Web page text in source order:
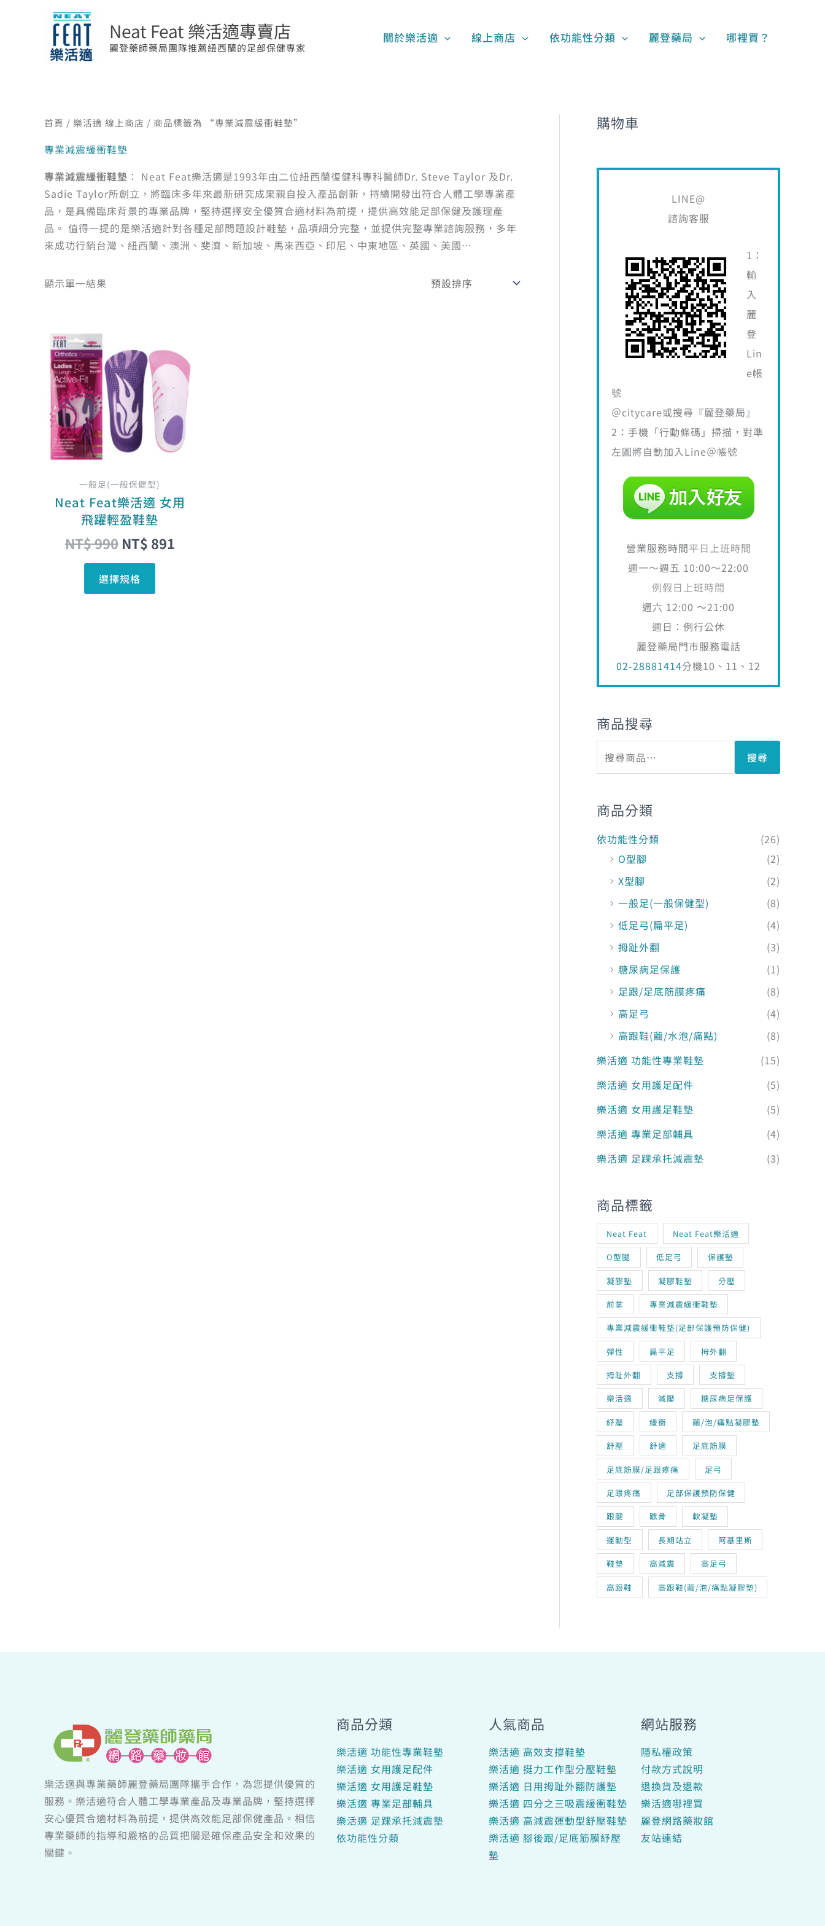
Neat Feat 樂活適專賣店
麗登藥師藥局團隊推薦紐西蘭的足部保健專家
關於樂活適 線上商店 依功能性分類 麗登藥局 哪裡買？
首頁 / 樂活適 線上商店 / 商品標籤為 “專業減震緩衝鞋墊”
專業減震緩衝鞋墊
專業減震緩衝鞋墊 ： Neat Feat樂活適是1993年由二位紐西蘭復健科專科醫師Dr. Steve Taylor 及Dr.
Sadie Taylor所創立，將臨床多年來最新研究成果親自投入產品創新，持續開發出符合人體工學專業產
品，是具備臨床背景的專業品牌，堅持選擇安全優質合適材料為前提，提供高效能足部保健及護理產
品。 值得一提的是樂活適針對各種足部問題設計鞋墊，品項細分完整，並提供完整專業諮詢服務，多年
來成功行銷台灣、紐西蘭、澳洲、斐濟、新加坡、馬來西亞、印尼、中東地區、英國、美國…
顯示單一結果
一般足(一般保健型)
Neat Feat樂活適 女用
飛躍輕盈鞋墊
NT$990
始
價
格：
NT$ 990。
NT$ 891
價
格：
NT$ 891。
選擇規格
品
有
多
種
款
式。
在
產
品
面
選
購物車
LINE@
諮詢客服
1：
輸
入
麗
登
Lin
e帳
號
＠citycare或搜尋『麗登藥局』
2：手機「行動條碼」掃描，對準
左圖將自動加入Line＠帳號
營業服務時間平日上班時間
週一～週五 10:00～22:00
例假日上班時間
週六 12:00 ～21:00
週日：例行公休
麗登藥局門市服務電話
02-28881414分機10、11、12
商品搜尋
尋
搜尋
商品分類
依功能性分類
(26)
O型腳
(2)
X型腳
(2)
一般足(一般保健型)
(8)
低足弓(扁平足)
(4)
拇趾外翻
(3)
糖尿病足保護
(1)
足跟/足底筋膜疼痛
(8)
高足弓
(4)
高跟鞋(繭/水泡/痛點)
(8)
樂活適 功能性專業鞋墊
(15)
樂活適 女用護足配件
(5)
樂活適 女用護足鞋墊
(5)
樂活適 專業足部輔具
(4)
樂活適 足踝承托減震墊
(3)
商品標籤
Neat Feat Neat Feat樂活適
O型腿 低足弓 保護墊
凝膠墊 凝膠鞋墊 分壓
前掌 專業減震緩衝鞋墊
專業減震緩衝鞋墊(足部保護預防保健)
彈性 扁平足 拇外翻
拇趾外翻 支撐 支撐墊
樂活適 減壓 糖尿病足保護
紓壓 緩衝 繭/泡/痛點凝膠墊
舒壓 舒適 足底筋膜
足底筋膜/足跟疼痛 足弓
足跟疼痛 足部保護預防保健
跟腱 蹠骨 軟凝墊
運動型 長期站立 阿基里斯
鞋墊 高減震 高足弓
高跟鞋 高跟鞋(繭/泡/痛點凝膠墊)
樂活適與專業藥師麗登藥局團隊攜手合作，為您提供優質的
服務。樂活適符合人體工學專業產品及專業品牌，堅持選擇
安心優質合適材料為前提，提供高效能足部保健產品。相信
專業藥師的指導和嚴格的品質把關是確保產品安全和效果的
關鍵。
商品分類
樂活適 功能性專業鞋墊
樂活適 女用護足配件
樂活適 女用護足鞋墊
樂活適 專業足部輔具
樂活適 足踝承托減震墊
依功能性分類
人氣商品
樂活適 高效支撐鞋墊
樂活適 挺力工作型分壓鞋墊
樂活適 日用拇趾外翻防護墊
樂活適 四分之三吸震緩衝鞋墊
樂活適 高減震運動型舒壓鞋墊
樂活適 腳後跟/足底筋膜紓壓
墊
網站服務
隱私權政策
付款方式說明
退換貨及退款
樂活適哪裡買
麗登網路藥妝館
友站連結